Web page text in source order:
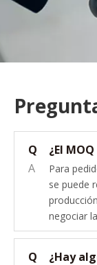
Q
¿El
A
Para
se puede
negociar
Q
¿Hay